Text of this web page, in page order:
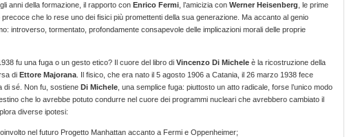
anni della formazione, il rapporto con Enrico Fermi , l’amicizia con Werner Heisenberg , le prime
che lo rese uno dei fisici più promettenti della sua generazione. Ma accanto al genio
introverso, tormentato, profondamente consapevole delle implicazioni morali delle proprie
fu una fuga o un gesto etico? Il cuore del libro di Vincenzo Di Michele è la ricostruzione della
di Ettore Majorana . Il fisico, che era nato il 5 agosto 1906 a Catania, il 26 marzo 1938 fece
di sé. Non fu, sostiene Di Michele , una semplice fuga: piuttosto un atto radicale, forse l’unico modo
che lo avrebbe potuto condurre nel cuore dei programmi nucleari che avrebbero cambiato il
diverse ipotesi:
nel futuro Progetto Manhattan accanto a Fermi e Oppenheimer;